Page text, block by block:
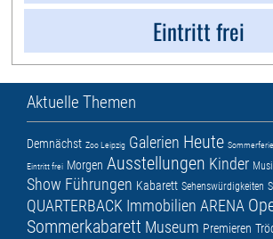
Eintritt frei
Aktuelle Themen
Demnächst Zoo Leipzig Galerien Heute
Eintritt frei Morgen Ausstellungen Kinder
Show Führungen Kabarett Sehenswürdigkeiten
QUARTERBACK Immobilien ARENA
Sommerkabarett Museum Premieren